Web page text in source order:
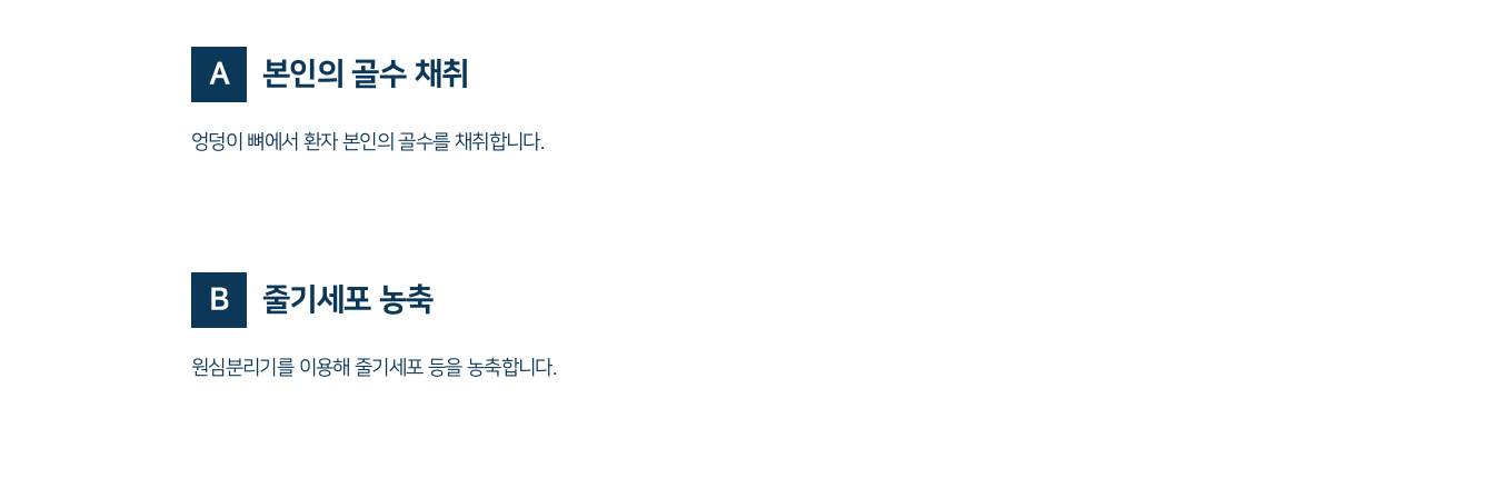
A 본인의 골수 채취
엉덩이 뼈에서 환자 본인의 골수를 채취합니다.
B 줄기세포 농축
원심분리기를 이용해 줄기세포 등을 농축합니다.